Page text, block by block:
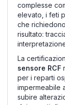
complesse
elevato, i feti
che
risultato:
La
sensore RCF
per i reparti
impermeabile
subire